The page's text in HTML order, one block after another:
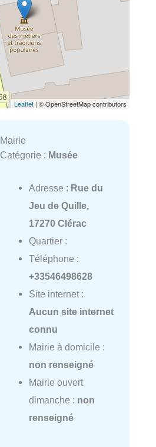
Leaflet | © OpenStreetMap contributors
Mairie
Catégorie : Musée
Adresse : Rue du
Jeu de Quille,
17270 Clérac
Quartier :
Téléphone :
+33546498628
Site internet :
Aucun site internet
connu
Mairie à domicile :
non renseigné
Mairie ouvert
dimanche : non
renseigné